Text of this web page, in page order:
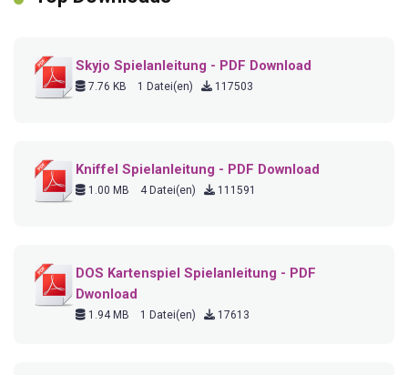
Skyjo Spielanleitung - PDF Download
7.76 KB 1 Datei(en) 117503
Kniffel Spielanleitung - PDF Download
1.00 MB 4 Datei(en) 111591
DOS Kartenspiel Spielanleitung - PDF
Dwonload
1.94 MB 1 Datei(en) 17613